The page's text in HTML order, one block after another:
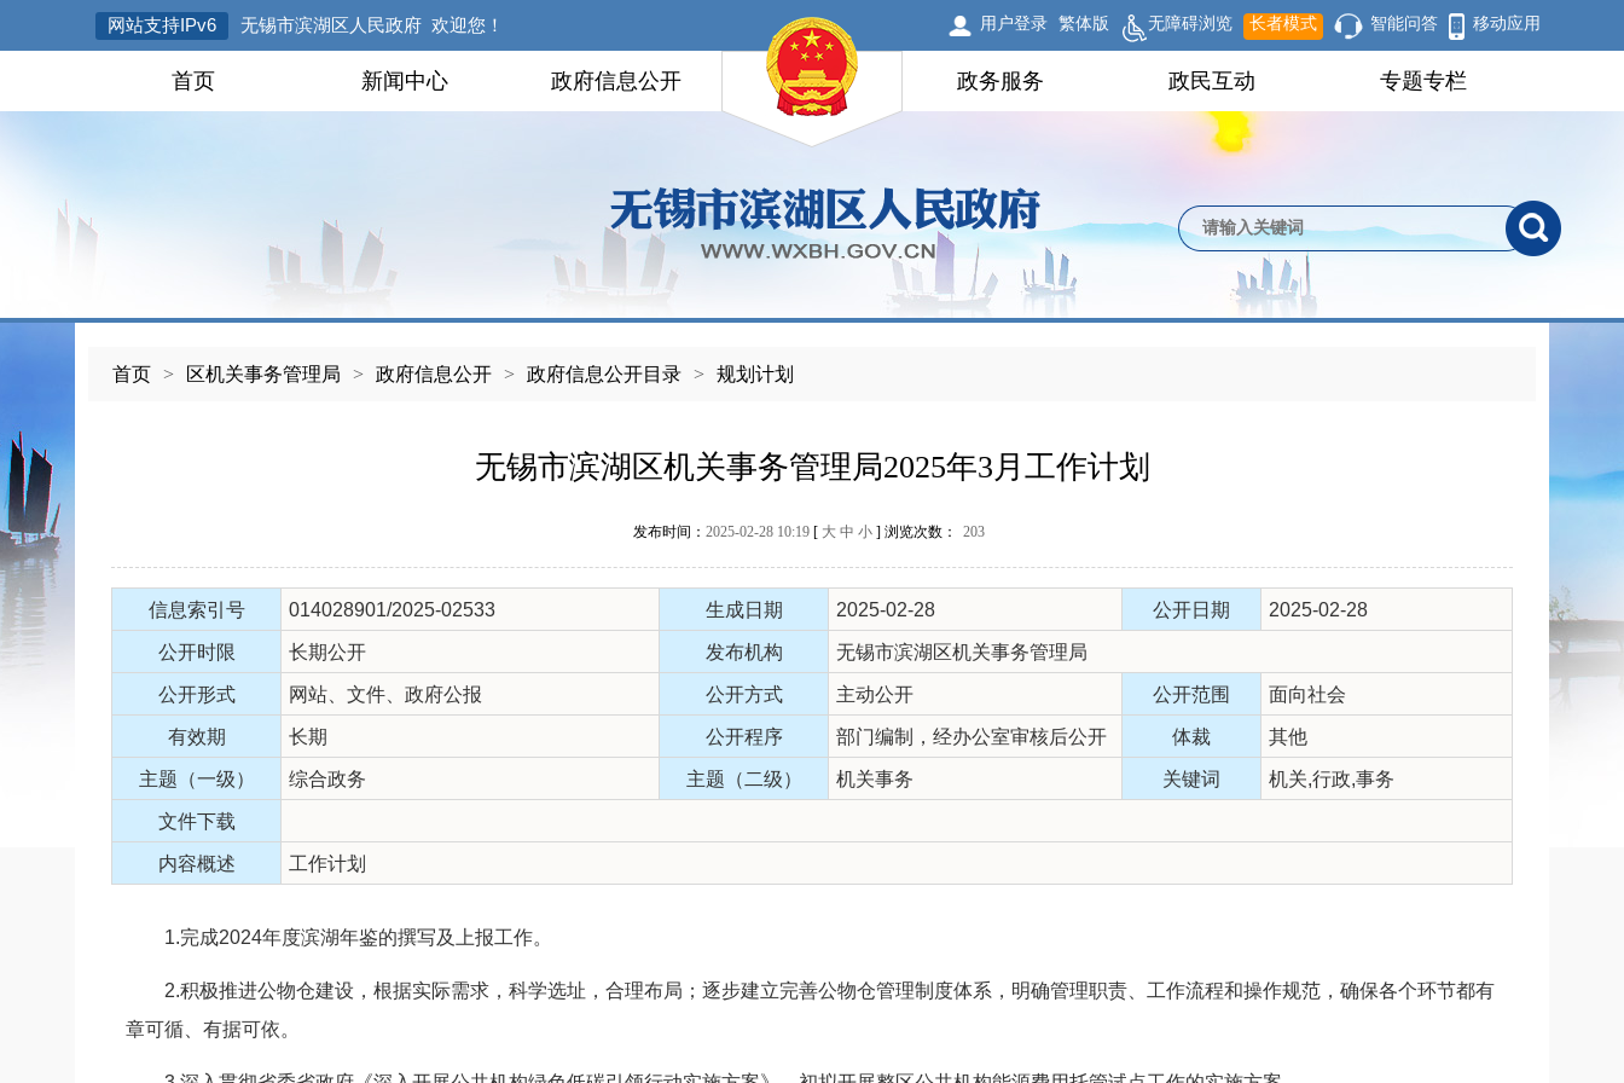
网站支持IPv6 无锡市滨湖区人民政府 欢迎您！ 用户登录 繁体版 无障碍浏览 长者模式 智能问答 移动应用
首页 新闻中心 政府信息公开 政务服务 政民互动 专题专栏
首页 > 区机关事务管理局 > 政府信息公开 > 政府信息公开目录 > 规划计划
无锡市滨湖区机关事务管理局2025年3月工作计划
发布时间： 2025-02-28 10:19 [ 大 中 小 ] 浏览次数： 203
信息索引号 014028901/2025-02533 生成日期 2025-02-28 公开日期 2025-02-28
公开时限 长期公开 发布机构 无锡市滨湖区机关事务管理局
公开形式 网站、文件、政府公报 公开方式 主动公开 公开范围 面向社会
有效期 长期 公开程序 部门编制，经办公室审核后公开 体裁 其他
主题（一级） 综合政务 主题（二级） 机关事务 关键词 机关,行政,事务
文件下载
内容概述 工作计划
1.完成2024年度滨湖年鉴的撰写及上报工作。
2.积极推进公物仓建设，根据实际需求，科学选址，合理布局；逐步建立完善公物仓管理制度体系，明确管理职责、工作流程和操作规范，确保各个环节都有
章可循、有据可依。